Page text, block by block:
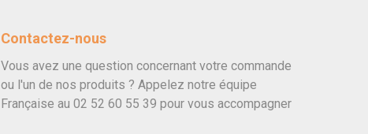
Contactez-nous
Vous avez une question concernant votre commande
ou l'un de nos produits ? Appelez notre équipe
Française au 02 52 60 55 39 pour vous accompagner